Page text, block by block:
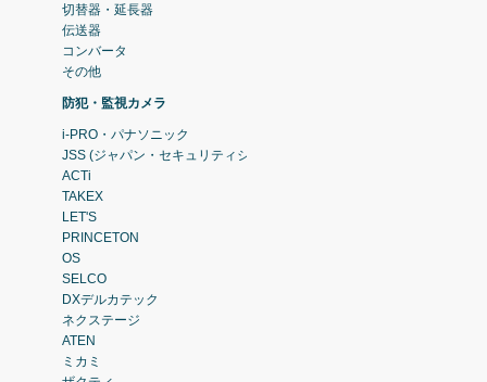
切替器・延長器
伝送器
コンバータ
その他
防犯・監視カメラ
i-PRO・パナソニック
JSS (ジャパン・セキュリティシステム)
ACTi
TAKEX
LET'S
PRINCETON
OS
SELCO
DXデルカテック
ネクステージ
ATEN
ミカミ